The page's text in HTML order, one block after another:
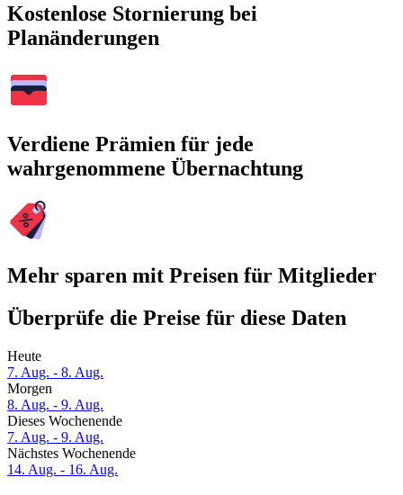
Kostenlose Stornierung bei
Planänderungen
Verdiene Prämien für jede
wahrgenommene Übernachtung
Mehr sparen mit Preisen für Mitglieder
Überprüfe die Preise für diese Daten
Heute
7. Aug. - 8. Aug.
Morgen
8. Aug. - 9. Aug.
Dieses Wochenende
7. Aug. - 9. Aug.
Nächstes Wochenende
14. Aug. - 16. Aug.